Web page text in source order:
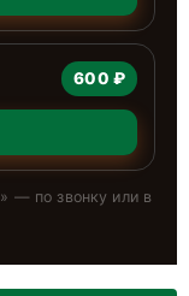
600 ₽
» — по звонку или в